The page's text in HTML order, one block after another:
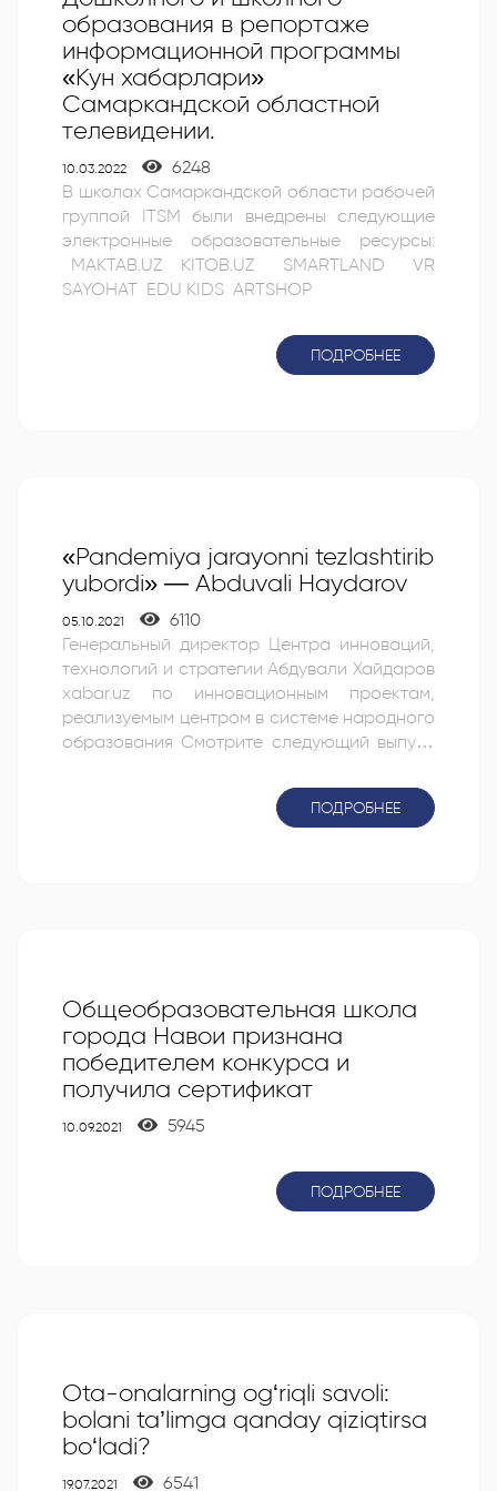
образования в репортаже
информационной программы
«Кун хабарлари»
Самаркандской областной
телевидении.
10.03.2022
6248
В школах Самаркандской области рабочей
группой ITSM были внедрены следующие
электронные образовательные ресурсы:
MAKTAB.UZ KITOB.UZ SMARTLAND VR
SAYOHAT EDU KIDS ARTSHOP
ПОДРОБНЕЕ
«Pandemiya jarayonni tezlashtirib
yubordi» — Abduvali Haydarov
05.10.2021
6110
Генеральный директор Центра инноваций,
технологий и стратегии Абдували Хайдаров
xabar.uz по инновационным проектам,
реализуемым центром в системе народного
образования Смотрите следующий выпуск
генерального директора ITSM по ссылке
ПОДРОБНЕЕ
Общеобразовательная школа
города Навои признана
победителем конкурса и
получила сертификат
10.09.2021 5945
ПОДРОБНЕЕ
Ota-onalarning og‘riqli savoli:
bolani ta’limga qanday qiziqtirsa
bo‘ladi?
19.07.2021
6541